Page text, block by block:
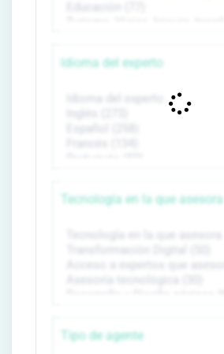
Idioma del experto
Tecnología en la que asesora
Tipo de agente